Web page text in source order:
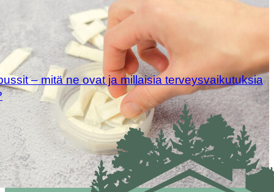
– mitä ne ovat ja millaisia terveysvaikutuksia